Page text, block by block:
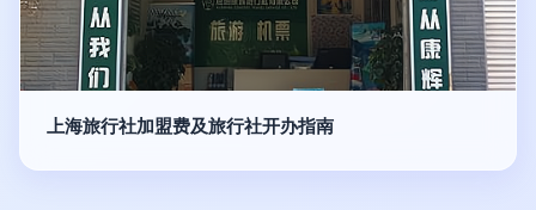
上海旅行社加盟费及旅行社开办指南